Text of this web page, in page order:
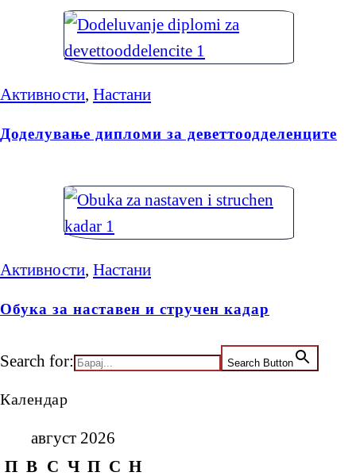
Активности Настани
Доделување дипломи за деветтоодделенците
Активности, Настани
Обука за наставен и стручен кадар
Search for: Search Button
Календар
август 2026
П В С Ч П С Н